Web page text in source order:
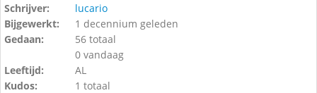
Schrijver:
lucario
Bijgewerkt:
1 decennium geleden
Gedaan:
56 totaal
0 vandaag
Leeftijd:
AL
Kudos:
1 totaal